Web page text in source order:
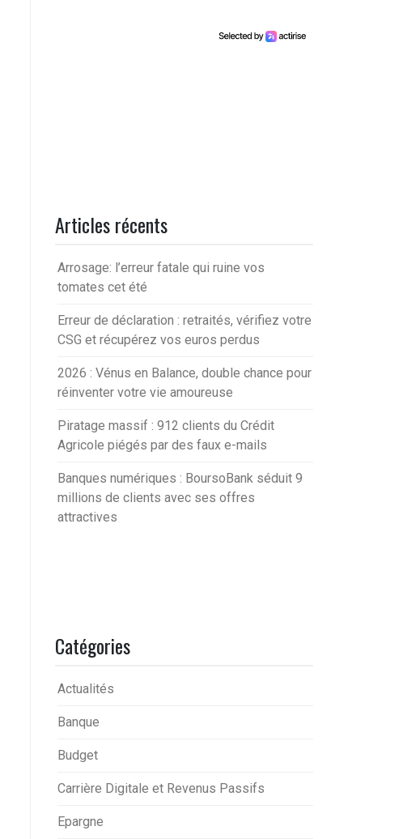
Articles récents
Arrosage: l’erreur fatale qui ruine vos
tomates cet été
Erreur de déclaration : retraités, vérifiez votre
CSG et récupérez vos euros perdus
2026 : Vénus en Balance, double chance pour
réinventer votre vie amoureuse
Piratage massif : 912 clients du Crédit
Agricole piégés par des faux e-mails
Banques numériques : BoursoBank séduit 9
millions de clients avec ses offres
attractives
Catégories
Actualités
Banque
Budget
Carrière Digitale et Revenus Passifs
Epargne